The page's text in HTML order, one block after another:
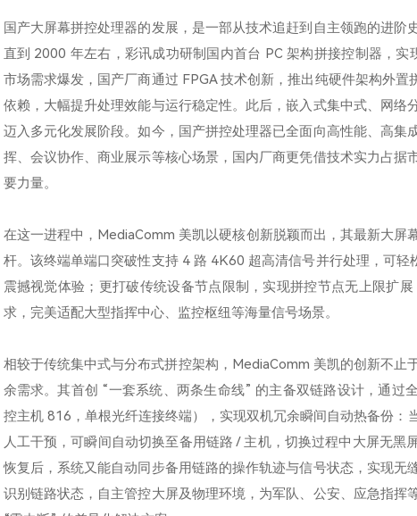
国产大屏幕拼控处理器的发展，是一部从技术追赶到自主领跑的进阶
直到 2000 年左右，彩讯成功研制国内首台 PC 架构拼接控制器，
市场需求爆发，国产厂商通过 FPGA 技术创新，推出纯硬件架构外置
依赖，大幅提升处理效能与运行稳定性。此后，嵌入式集中式、网络
迈入多元化发展阶段。如今，国产拼控处理器已全面向高性能、高集
挥、会议协作、商业展示等核心场景，国内厂商更凭借技术实力占据
要力量。​
在这一进程中，MediaComm 美凯以硬核创新脱颖而出，其最新大屏
杆。该终端单端口突破性支持 4 路 4K60 超高清信号并行处理，可
震撼视觉体验；更打破传统设备节点限制，实现拼控节点无上限扩
求，完美适配大型指挥中心、监控枢纽等海量信号场景。​
相较于传统集中式与分布式拼控架构，MediaComm 美凯的创新不止
余需求。其首创 “一套系统、两条生命线” 的主备双链路设计，通过
控主机 816，单根光纤连接终端），实现双机冗余瞬间自动热备份：
人工干预，可瞬间自动切换至备用链路 / 主机，切换过程中大屏无黑
恢复后，系统又能自动同步备用链路的操作轨迹与信号状态，实现无
识别链路状态，自主管控大屏及物理环境，为军队、公安、应急指挥